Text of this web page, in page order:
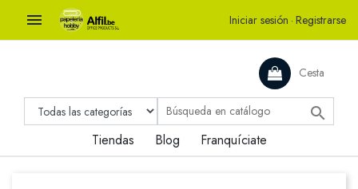
 Iniciar sesión · Registrarse
Cesta

Tiendas Blog Franquíciate